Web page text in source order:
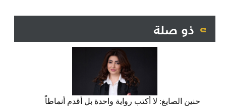
ذو صلة
حنين الصايغ: لا أكتب رواية واحدة بل أقدم أنماطاً